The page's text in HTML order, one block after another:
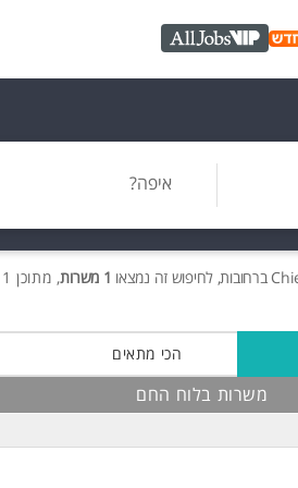
AllJobs VIP
איפה?
1 משרות , מתוכן 1 בלוח החם חינם!
הכי מתאים
משרות בלוח החם